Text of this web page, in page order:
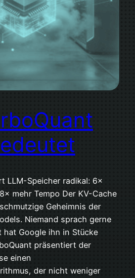
LLM-Speicher radikal: 6×
mehr Tempo Der KV-Cache
Geheimnis der
Niemand sprach gerne
hat Google ihn in Stücke
präsentiert der
einen
der nicht weniger